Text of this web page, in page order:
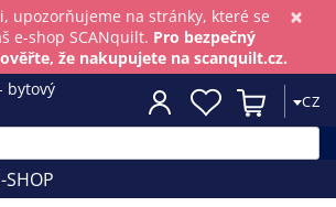
×
upozorňujeme na stránky, které se
e-shop SCANquilt. Pro bezpečný
že nakupujete na scanquilt.cz.
CZ
SHOP